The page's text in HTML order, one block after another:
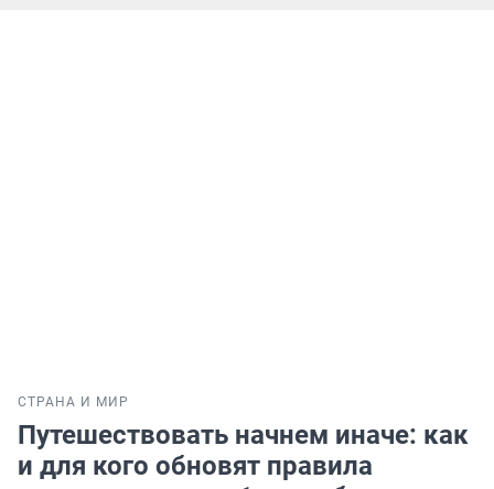
СТРАНА И МИР
Путешествовать начнем иначе: как
и для кого обновят правила